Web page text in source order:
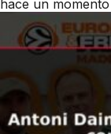
hace un momento